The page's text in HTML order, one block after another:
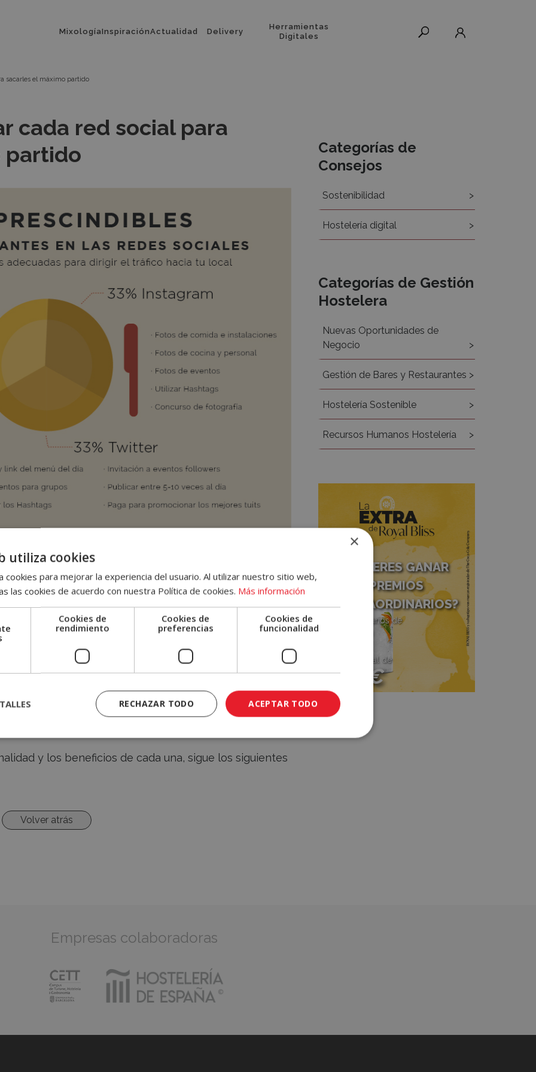
principal
MixologíaInspiraciónActualidad Delivery
Herramientas
Digitales
sacarles el máximo partido
cada red social para
partido
redes sociales para un restaurante?
que no se te escape ningún básico a la hora de
y complementarias para tu negocio.
es adecuada cada una y cómo sacarle partido. Por
nuestro post “Subete ya”.
Twitter mejoras la calidad de tu servicio al cliente
demuestras tu profesionalidad técnica y creas
y los beneficios de cada una, sigue los siguientes
Volver atrás
Recursos
Categorías de
Consejos
Sostenibilidad
Hostelería digital
Categorías de Gestión
Hostelera
Nuevas Oportunidades de
Negocio
Gestión de Bares y Restaurantes
Hostelería Sostenible
Recursos Humanos Hostelería
¿QUIERES GANAR
PREMIOS
EXTRAORDINARIOS?
12 premios diarios de
250€
Sorteo mensual de
2000€
Participa
Empresas colaboradoras
×
utiliza cookies
cookies para mejorar la experiencia del usuario. Al utilizar nuestro sitio web,
las cookies de acuerdo con nuestra Política de cookies. Más información
Cookies de
rendimiento
Cookies de
preferencias
Cookies de
funcionalidad
ACEPTAR TODO
RECHAZAR TODO